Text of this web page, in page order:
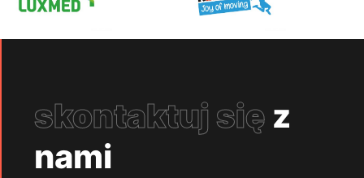
skontaktuj się z
nami